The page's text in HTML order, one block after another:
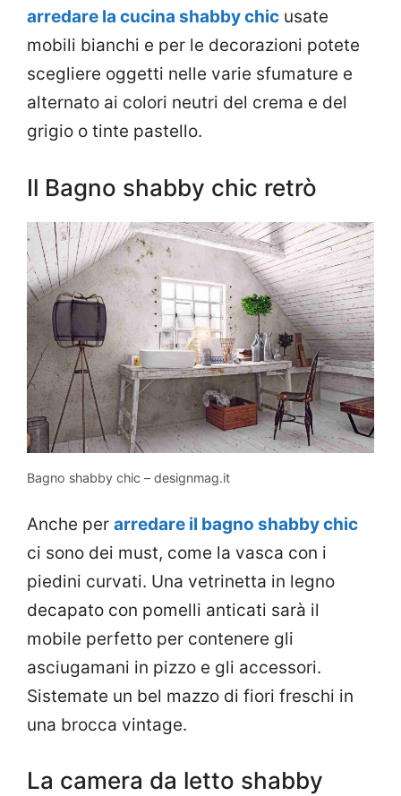
arredare la cucina shabby chic usate
mobili bianchi e per le decorazioni potete
scegliere oggetti nelle varie sfumature e
alternato ai colori neutri del crema e del
grigio o tinte pastello.
Il Bagno shabby chic retrò
Bagno shabby chic – designmag.it
Anche per arredare il bagno shabby chic
ci sono dei must, come la vasca con i
piedini curvati. Una vetrinetta in legno
decapato con pomelli anticati sarà il
mobile perfetto per contenere gli
asciugamani in pizzo e gli accessori.
Sistemate un bel mazzo di fiori freschi in
una brocca vintage.
La camera da letto shabby